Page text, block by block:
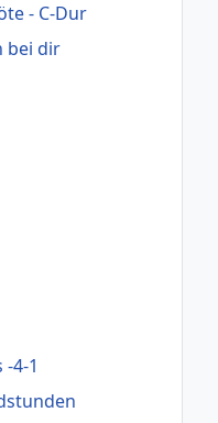
- C-Dur
bei dir
4-1